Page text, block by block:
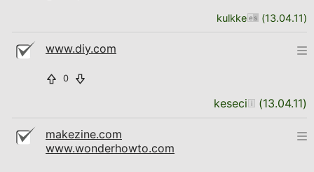
kulkke (13.04.11)
www.diy.com
0
keseci (13.04.11)
makezine.com
www.wonderhowto.com